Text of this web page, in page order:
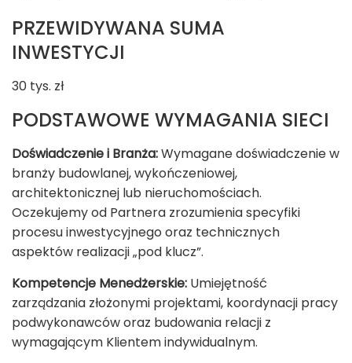
PRZEWIDYWANA SUMA
INWESTYCJI
30 tys. zł
PODSTAWOWE WYMAGANIA SIECI
Doświadczenie i Branża:Wymagane doświadczenie w
branży budowlanej, wykończeniowej,
architektonicznej lub nieruchomościach.
Oczekujemy od Partnera zrozumienia specyfiki
procesu inwestycyjnego oraz technicznych
aspektów realizacji „pod klucz”.
Kompetencje Menedżerskie: Umiejętność
zarządzania złożonymi projektami, koordynacji pracy
podwykonawców oraz budowania relacji z
wymagającym Klientem indywidualnym.